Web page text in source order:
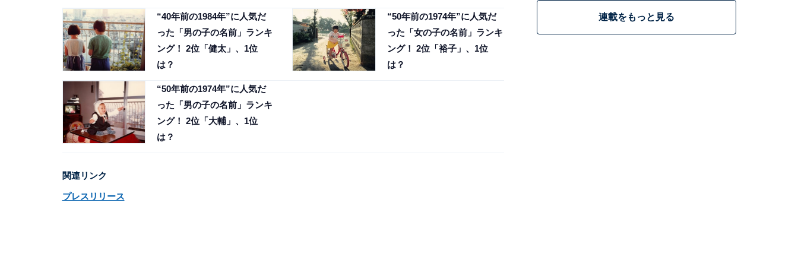
“40年前の1984年”に人気だ
った「男の子の名前」ランキ
ング！ 2位「健太」、1位
は？
“50年前の1974年”に人気だ
った「女の子の名前」ランキ
ング！ 2位「裕子」、1位
は？
“50年前の1974年”に人気だ
った「男の子の名前」ランキ
ング！ 2位「大輔」、1位
は？
関連リンク
プレスリリース
連載をもっと見る